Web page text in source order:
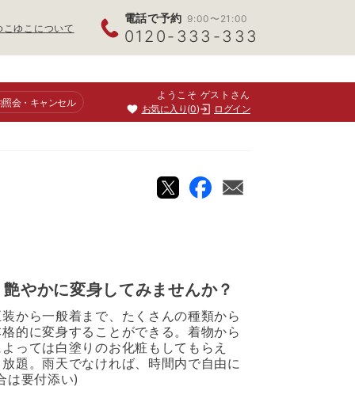
こゆこについて
電話で予約 9:00〜21:00
0120-333-333
照会・キャンセル
ようこそ ゲストさん
お気に入り 0 ログイン
やかに変身してみませんか？
から一般着まで、たくさんの種類から
的に変身することができる。着物から
っては白塗りのお化粧もしてもらえ
題。雨天でなければ、時間内で自由に
は要付添い)